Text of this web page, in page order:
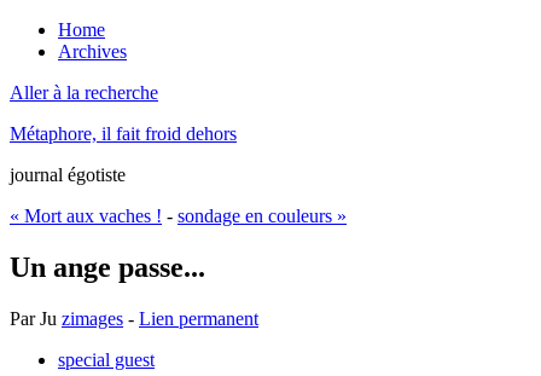
Home
Archives
Aller à la recherche
Métaphore, il fait froid dehors
journal égotiste
« Mort aux vaches ! - sondage en couleurs »
Un ange passe...
ParJu zimages - Lien permanent
special guest